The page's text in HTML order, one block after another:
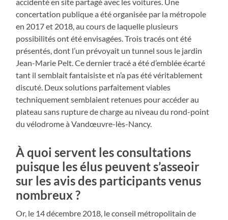
accidenté en site partagé avec les voitures. Une
concertation publique a été organisée par la métropole
en 2017 et 2018, au cours de laquelle plusieurs
possibilités ont été envisagées. Trois tracés ont été
présentés, dont l’un prévoyait un tunnel sous le jardin
Jean-Marie Pelt. Ce dernier tracé a été d’emblée écarté
tant il semblait fantaisiste et n’a pas été véritablement
discuté. Deux solutions parfaitement viables
techniquement semblaient retenues pour accéder au
plateau sans rupture de charge au niveau du rond-point
du vélodrome à Vandœuvre-lès-Nancy.
À quoi servent les consultations
puisque les élus peuvent s’asseoir
sur les avis des participants venus
nombreux?
Or, le 14 décembre 2018, le conseil métropolitain de